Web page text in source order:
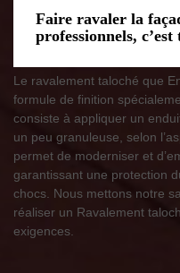
Faire ravaler la
professionnels, c’est
Le ravalement taloché que
formule de finition
consiste à appliquer un
un peu granuleuse, selon
permet de moderniser et
garantissant une protection
chocs. Nous mettons notre
réaliser un Ravalement
exigences.